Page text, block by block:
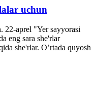
uchun
22-aprel "Yer sayyorasi
eng sara she'rlar
she'rlar. O’rtada quyosh